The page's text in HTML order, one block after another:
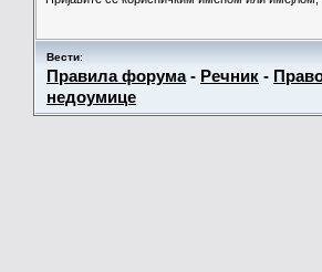
Вести:
Правила форума- Речник -
недоумице